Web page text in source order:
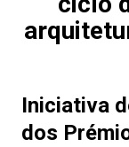
Iniciativa
dos